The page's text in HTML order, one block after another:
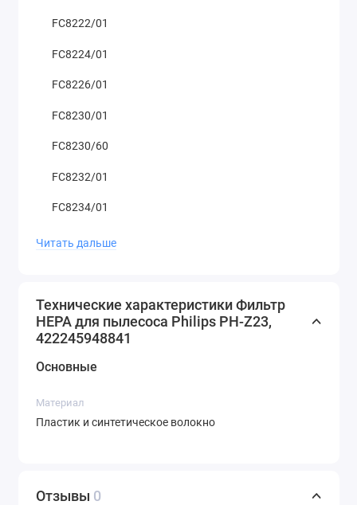
FC8222/01
FC8224/01
FC8226/01
FC8230/01
FC8230/60
FC8232/01
FC8234/01
FC8236/01
FC8276/31
FC8278/01
FC8284/01
Читать дальше
Технические характеристики Фильтр
HEPA для пылесоса Philips PH-Z23,
422245948841
Основные
Материал
Пластик и синтетическое волокно
Отзывы 0